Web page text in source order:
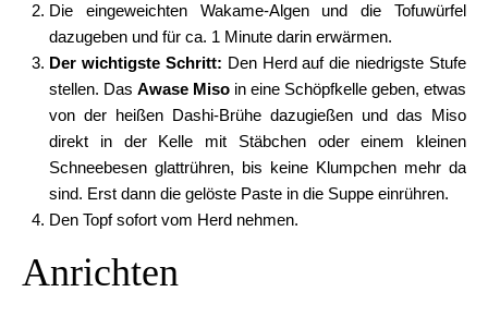
Die eingeweichten Wakame-Algen und die Tofuwürfel
dazugeben und für ca. 1 Minute darin erwärmen.
Der wichtigste Schritt: Den Herd auf die niedrigste Stufe
stellen. Das Awase Miso in eine Schöpfkelle geben, etwas
von der heißen Dashi-Brühe dazugießen und das Miso
direkt in der Kelle mit Stäbchen oder einem kleinen
Schneebesen glattrühren, bis keine Klumpchen mehr da
sind. Erst dann die gelöste Paste in die Suppe einrühren.
Den Topf sofort vom Herd nehmen.
Anrichten